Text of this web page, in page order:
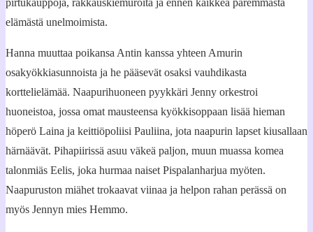
pirtukauppoja, rakkauskiemuroita ja ennen kaikkea paremmasta
elämästä unelmoimista.
Hanna muuttaa poikansa Antin kanssa yhteen Amurin
osakyökkiasunnoista ja he pääsevät osaksi vauhdikasta
korttelielämää. Naapurihuoneen pyykkäri Jenny orkestroi
huoneistoa, jossa omat mausteensa kyökkisoppaan lisää hieman
höperö Laina ja keittiöpoliisi Pauliina, jota naapurin lapset kiusallaan
härnäävät. Pihapiirissä asuu väkeä paljon, muun muassa komea
talonmiäs Eelis, joka hurmaa naiset Pispalanharjua myöten.
Naapuruston miähet trokaavat viinaa ja helpon rahan perässä on
myös Jennyn mies Hemmo.